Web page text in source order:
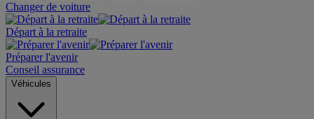
Changer de voiture
Départ à la retraite
Préparer l'avenir
Conseil assurance
Véhicules